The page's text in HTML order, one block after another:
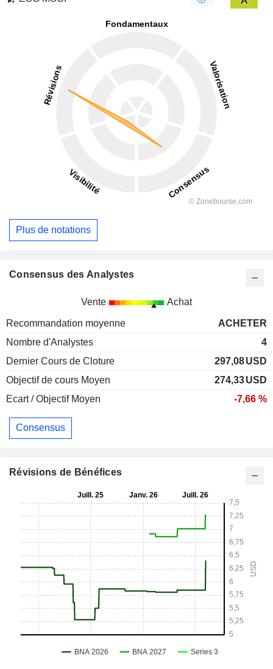
Plus de notations
Consensus des Analystes
Vente Achat
Recommandation moyenne
ACHETER
Nombre d'Analystes
4
Dernier Cours de Cloture
297,08USD
Objectif de cours Moyen
274,33USD
Ecart / Objectif Moyen
-7,66 %
Consensus
Révisions de Bénéfices